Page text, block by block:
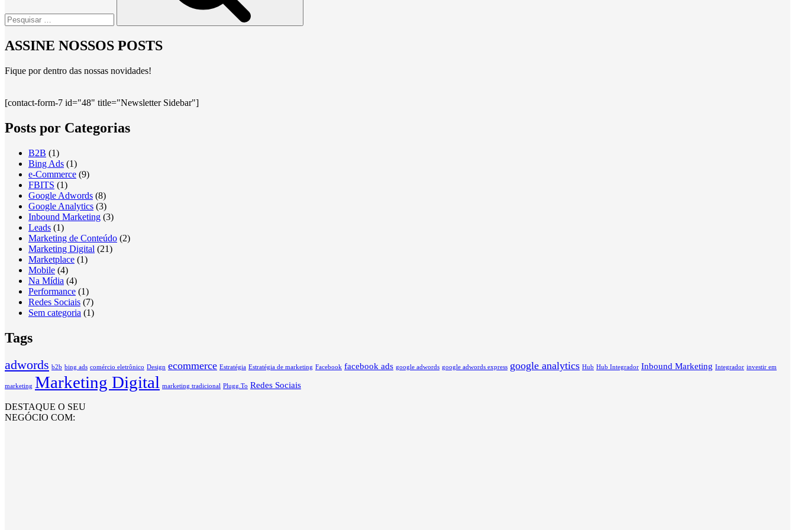
ASSINE NOSSOS POSTS
Fique por dentro das nossas novidades!
[contact-form-7 id="48" title="Newsletter Sidebar"]
Posts por Categorias
B2B (1)
Bing Ads (1)
e-Commerce (9)
FBITS (1)
Google Adwords (8)
Google Analytics (3)
Inbound Marketing (3)
Leads (1)
Marketing de Conteúdo (2)
Marketing Digital (21)
Marketplace (1)
Mobile (4)
Na Mídia (4)
Performance (1)
Redes Sociais (7)
Sem categoria (1)
Tags
adwords b2b bing ads comércio eletrônico Design ecommerce Estratégia Estratégia de marketing Facebook facebook ads google adwords google adwords express google analytics Hub Hub Integrador Inbound Marketing Integrador investir em
marketing Marketing Digital marketing tradicional Plugg.To Redes Sociais
DESTAQUE O SEU
NEGÓCIO COM: